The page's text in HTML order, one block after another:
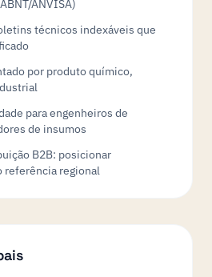
ANVISA)
técnicos indexáveis que
por produto químico,
para engenheiros de
de insumos
B2B: posicionar
referência regional